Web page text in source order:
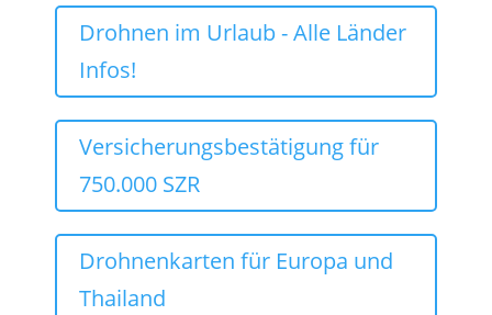
Drohnen im Urlaub - Alle Länder
Infos!
Versicherungsbestätigung für
750.000 SZR
Drohnenkarten für Europa und
Thailand